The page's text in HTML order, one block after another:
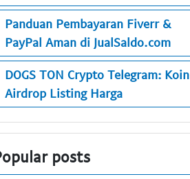
Panduan Pembayaran Fiverr &
PayPal Aman di JualSaldo.com
DOGS TON Crypto Telegram: Koin
Airdrop Listing Harga
posts